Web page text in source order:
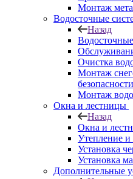
Монтаж
Водосточные
Назад
Очистка
Монтаж
Монтаж
Окна и лестницы
Назад
Окна и
Утепление и
Установка
Установка
Дополнительные